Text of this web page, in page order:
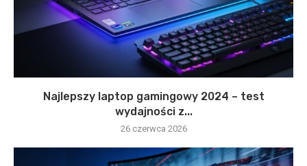
Najlepszy laptop gamingowy 2024 – test
wydajności z...
26 czerwca 2026